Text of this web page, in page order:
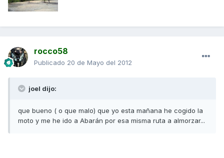
rocco58
Publicado 20 de Mayo del 2012
joel dijo:
que bueno ( o que malo) que yo esta mañana he cogido la
moto y me he ido a Abarán por esa misma ruta a almorzar...